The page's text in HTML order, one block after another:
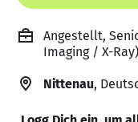
Angestellt,
Imaging / X-
Nittenau,